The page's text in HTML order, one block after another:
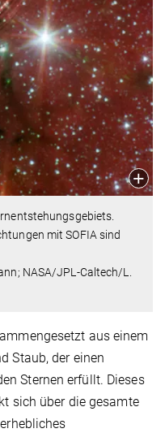
mit SOFIA sind
NASA/JPL-Caltech/L.
aus einem
Staub, der einen
Sternen erfüllt. Dieses
sich über die gesamte